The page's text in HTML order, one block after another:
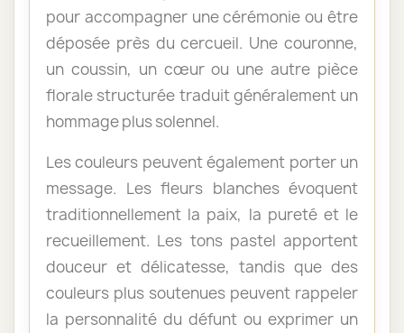
pour accompagner une cérémonie ou être
déposée près du cercueil. Une couronne,
un coussin, un cœur ou une autre pièce
florale structurée traduit généralement un
hommage plus solennel.
Les couleurs peuvent également porter un
message. Les fleurs blanches évoquent
traditionnellement la paix, la pureté et le
recueillement. Les tons pastel apportent
douceur et délicatesse, tandis que des
couleurs plus soutenues peuvent rappeler
la personnalité du défunt ou exprimer un